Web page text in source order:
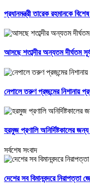
প্রধানমন্ত্রী তারেক রহমানকে
আসছে শতাব্দীর অন্যতম দীর্ঘতম
নেপালে তরুণ প্রজন্মের নিশানায়
হরমুজ প্রণালি অনির্দিষ্টকালের
সর্বশেষ সংবাদ
দেশের সব বিমানবন্দরে নিরাপত্তা